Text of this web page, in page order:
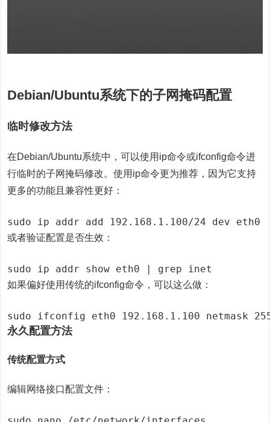
Debian/Ubuntu系统下的子网掩码配置
临时修改方法
在Debian/Ubuntu系统中，可以使用ip命令或ifconfig命令进
行临时的子网掩码修改。使用ip命令更为推荐，因为它支持
更多的功能且兼容性更好：
或者验证配置是否生效：
如果偏好使用传统的ifconfig命令，可以这么做：
永久配置方法
传统配置方式
编辑网络接口配置文件：